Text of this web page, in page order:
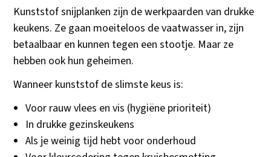
Kunststof snijplanken zijn de werkpaarden van drukke
keukens. Ze gaan moeiteloos de vaatwasser in, zijn
betaalbaar en kunnen tegen een stootje. Maar ze
hebben ook hun geheimen.
Wanneer kunststof de slimste keus is:
Voor rauw vlees en vis (hygiëne prioriteit)
In drukke gezinskeukens
Als je weinig tijd hebt voor onderhoud